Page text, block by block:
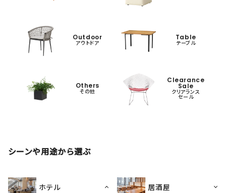
Outdoor
アウトドア
Table
テーブル
Others
その他
Clearance
Sale
クリアランス
セール
シーンや用途から選ぶ
ホテル 居酒屋